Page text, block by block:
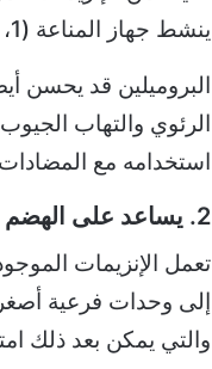
ينشط جهاز المناعة (1، 10).
البروميلين قد يحسن
الرئوي والتهاب
استخدامه مع
2. يساعد على الهضم
تعمل الإنزيمات
إلى وحدات فرعية
والتي يمكن بعد ذلك